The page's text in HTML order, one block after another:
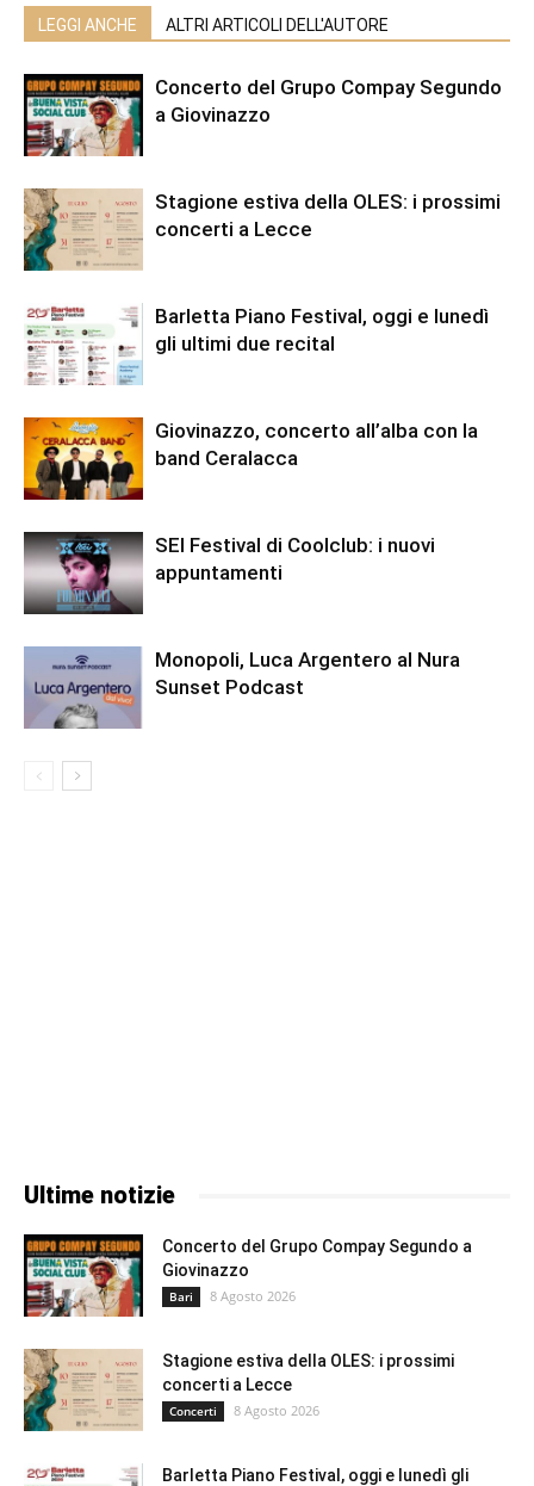
LEGGI ANCHE ALTRI ARTICOLI DELL'AUTORE
Concerto del Grupo Compay Segundo
a Giovinazzo
Stagione estiva della OLES: i prossimi
concerti a Lecce
Barletta Piano Festival, oggi e lunedì
gli ultimi due recital
Giovinazzo, concerto all’alba con la
band Ceralacca
SEI Festival di Coolclub: i nuovi
appuntamenti
Monopoli, Luca Argentero al Nura
Sunset Podcast
Ultime notizie
Concerto del Grupo Compay Segundo a
Giovinazzo
Bari 8 Agosto 2026
Stagione estiva della OLES: i prossimi
concerti a Lecce
Concerti 8 Agosto 2026
Barletta Piano Festival, oggi e lunedì gli